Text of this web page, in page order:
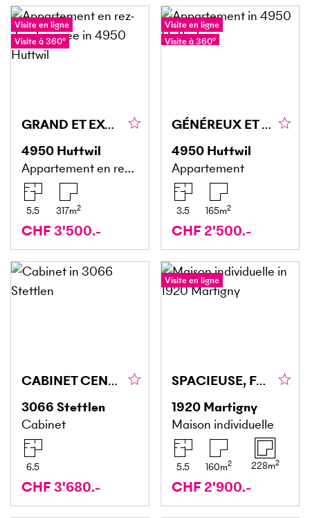
Visite en ligne
Visite à 360°
GRAND ET EXCLUSIF, AUX STANDARDS DE PROPRIÉTÉ
4950 Huttwil
Appartement en rez-de-chaussée
5.5 317m2
CHF 3'500.-
Visite en ligne
Visite à 360°
GÉNÉREUX ET AU STANDARD DE PROPRIÉTÉ
4950 Huttwil
Appartement
3.5 165m2
CHF 2'500.-
CABINET CENTRAL PLEIN DE CHARME
3066 Stettlen
Cabinet
6.5
CHF 3'680.-
Visite en ligne
SPACIEUSE, FAMILIALE ET IDÉALEMENT SITUÉE
1920 Martigny
Maison individuelle
5.5 160m2 228m2
CHF 2'900.-